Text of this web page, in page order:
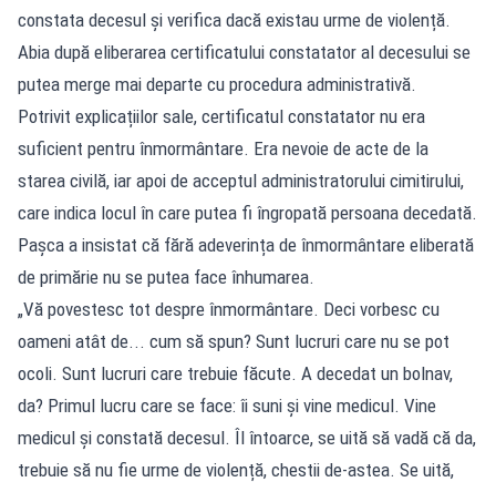
constata decesul și verifica dacă existau urme de violență.
Abia după eliberarea certificatului constatator al decesului se
putea merge mai departe cu procedura administrativă.
Potrivit explicațiilor sale, certificatul constatator nu era
suficient pentru înmormântare. Era nevoie de acte de la
starea civilă, iar apoi de acceptul administratorului cimitirului,
care indica locul în care putea fi îngropată persoana decedată.
Pașca a insistat că fără adeverința de înmormântare eliberată
de primărie nu se putea face înhumarea.
„Vă povestesc tot despre înmormântare. Deci vorbesc cu
oameni atât de... cum să spun? Sunt lucruri care nu se pot
ocoli. Sunt lucruri care trebuie făcute. A decedat un bolnav,
da? Primul lucru care se face: îi suni și vine medicul. Vine
medicul și constată decesul. Îl întoarce, se uită să vadă că da,
trebuie să nu fie urme de violență, chestii de-astea. Se uită,